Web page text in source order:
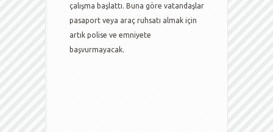
çalışma başlattı. Buna göre vatandaşlar
pasaport veya araç ruhsatı almak için
artık polise ve emniyete
başvurmayacak.